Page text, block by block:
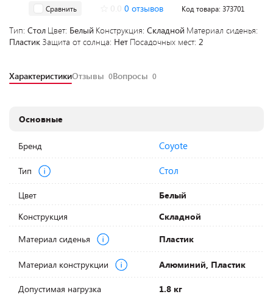
Сравнить 0 отзывов Код товара: 373701
Тип: Стол Цвет: Белый Конструкция: Складной Материал сиденья:
Пластик Защита от солнца: Нет Посадочных мест: 2
ХарактеристикиОтзывы 0Вопросы 0
Основные
Бренд Coyote
Тип Стол
Цвет
Белый
Конструкция
Складной
Материал сиденья
Пластик
Материал конструкции Алюминий, Пластик
Допустимая нагрузка
1.8 кг